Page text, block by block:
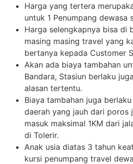
Harga yang tertera
untuk 1 Penumpang dewasa
Harga selengkapnya bisa di
masing masing travel yang
bertanya kepada Customer
Akan ada biaya tambahan
Bandara, Stasiun berlaku
alasan tertentu.
Biaya tambahan juga
daerah yang jauh dari poros
masuk maksimal 1KM dari
di Tolerir.
Anak usia diatas 3 tahun
kursi penumpang travel